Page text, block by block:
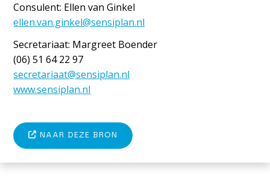
Consulent: Ellen van Ginkel
ellen.van.ginkel@sensiplan.nl
Secretariaat: Margreet Boender
(06) 51 64 22 97
secretariaat@sensiplan.nl
www.sensiplan.nl
NAAR DEZE BRON